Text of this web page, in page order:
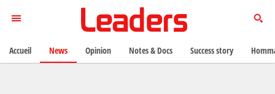
Accueil News Opinion Notes & Docs Success story